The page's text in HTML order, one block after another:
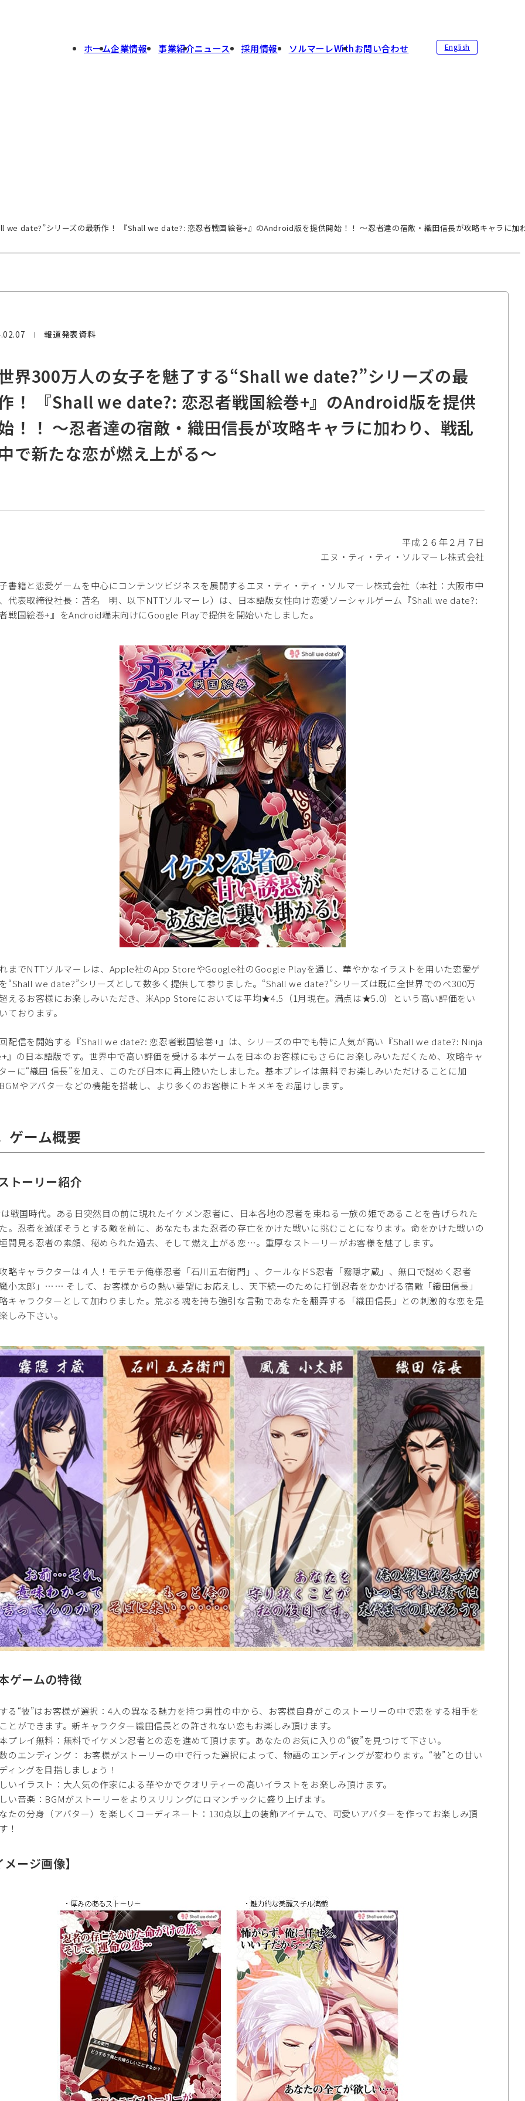
ホーム企業情報 事業紹介ニュース 採用情報 ソルマーレWithお問い合わせ English
we date?”シリーズの最新作！ 『Shall we date?: 恋忍者戦国絵巻+』のAndroid版を提供開始！！ ～忍者達の宿敵・織田信長が攻略キャラに加
報道発表資料
界300万人の女子を魅了する“Shall we date?”シリーズの最
！ 『Shall we date?: 恋忍者戦国絵巻+』のAndroid版を提供
！！ ～忍者達の宿敵・織田信長が攻略キャラに加わり、戦乱
で新たな恋が燃え上がる～
平成２６年２月７日
エヌ・ティ・ティ・ソルマーレ株式会社
籍と恋愛ゲームを中心にコンテンツビジネスを展開するエヌ・ティ・ティ・ソルマーレ株式会社（本社：大阪市中
代表取締役社長：苫名 明、以下NTTソルマーレ）は、日本語版女性向け恋愛ソーシャルゲーム『Shall we date?:
戦国絵巻+』をAndroid端末向けにGoogle Playで提供を開始いたしました。
でNTTソルマーレは、Apple社のApp StoreやGoogle社のGoogle Playを通じ、華やかなイラストを用いた恋愛ゲ
“Shall we date?”シリーズとして数多く提供して参りました。“Shall we date?”シリーズは既に全世界でのべ300万
えるお客様にお楽しみいただき、米App Storeにおいては平均★4.5（1月現在。満点は★5.0）という高い評価をい
ております。
信を開始する『Shall we date?: 恋忍者戦国絵巻+』は、シリーズの中でも特に人気が高い『Shall we date?: Ninja
』の日本語版です。世界中で高い評価を受ける本ゲームを日本のお客様にもさらにお楽しみいただくため、攻略キャ
ーに“織田 信長”を加え、このたび日本に再上陸いたしました。基本プレイは無料でお楽しみいただけることに加
やアバターなどの機能を搭載し、より多くのお客様にトキメキをお届けします。
ゲーム概要
トーリー紹介
国時代。ある日突然目の前に現れたイケメン忍者に、日本各地の忍者を束ねる一族の姫であることを告げられた
。忍者を滅ぼそうとする敵を前に、あなたもまた忍者の存亡をかけた戦いに挑むことになります。命をかけた戦いの
間見る忍者の素顔、秘められた過去、そして燃え上がる恋…。重厚なストーリーがお客様を魅了します。
略キャラクターは４人！モテモテ俺様忍者「石川五右衛門」、クールなドS忍者「霧隠才蔵」、無口で謎めく忍者
小太郎」…… そして、お客様からの熱い要望にお応えし、天下統一のために打倒忍者をかかげる宿敵「織田信長」
キャラクターとして加わりました。荒ぶる魂を持ち強引な言動であなたを翻弄する「織田信長」との刺激的な恋を是
しみ下さい。
ゲームの特徴
る“彼”はお客様が選択：4人の異なる魅力を持つ男性の中から、お客様自身がこのストーリーの中で恋をする相手を
とができます。新キャラクター織田信長との許されない恋もお楽しみ頂けます。
プレイ無料：無料でイケメン忍者との恋を進めて頂けます。あなたのお気に入りの“彼”を見つけて下さい。
のエンディング： お客様がストーリーの中で行った選択によって、物語のエンディングが変わります。“彼”との甘い
ィングを目指しましょう！
いイラスト：大人気の作家による華やかでクオリティーの高いイラストをお楽しみ頂けます。
い音楽：BGMがストーリーをよりスリリングにロマンチックに盛り上げます。
たの分身（アバター）を楽しくコーディネート：130点以上の装飾アイテムで、可愛いアバターを作ってお楽しみ頂
！
ージ画像】